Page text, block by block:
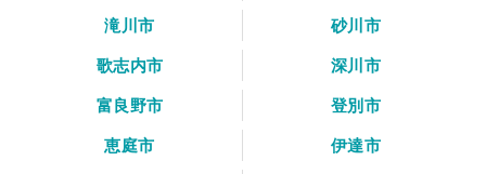
滝川市
砂川市
歌志内市
深川市
富良野市
登別市
恵庭市
伊達市